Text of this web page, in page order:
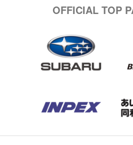
OFFICIAL TOP